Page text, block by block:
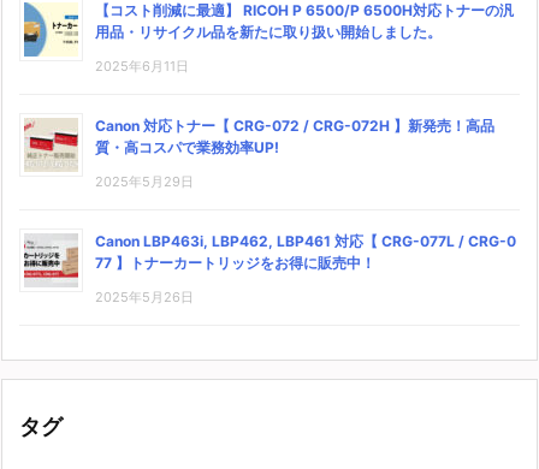
【コスト削減に最適】 RICOH P 6500/P 6500H対応トナーの汎
用品・リサイクル品を新たに取り扱い開始しました。
2025年6月11日
Canon 対応トナー【 CRG-072 / CRG-072H 】新発売！高品
質・高コスパで業務効率UP!
2025年5月29日
Canon LBP463i, LBP462, LBP461 対応【 CRG-077L / CRG-0
77 】トナーカートリッジをお得に販売中！
2025年5月26日
タグ